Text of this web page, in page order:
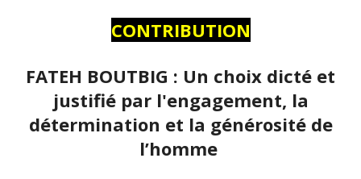
CONTRIBUTION
FATEH BOUTBIG : Un choix dicté et
justifié par l'engagement, la
détermination et la générosité de
l’homme